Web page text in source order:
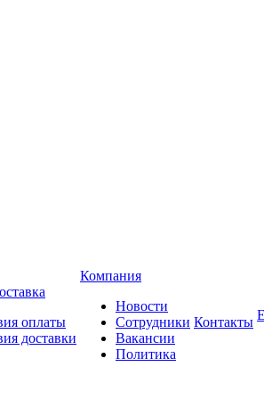
оплаты
доставки
Компания
Новости
Сотрудники
Вакансии
Политика
Контакты